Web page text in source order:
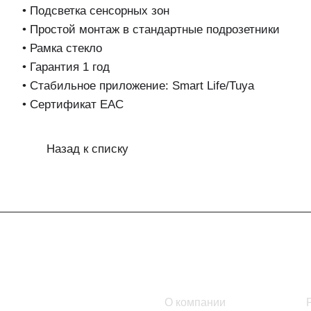
• Подсветка сенсорных зон
• Простой монтаж в стандартные подрозетники
• Рамка стекло
• Гарантия 1 год
• Стабильное приложение: Smart Life/Tuya
• Сертификат EAC
Назад к списку
О компании